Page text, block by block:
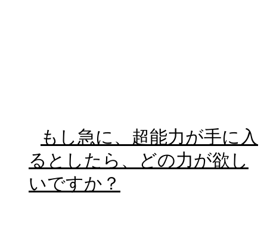
もし急に、超能力が手に入
るとしたら、どの力が欲し
いですか？